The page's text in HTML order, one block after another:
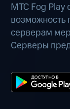
МТС Fog Play
возможность
серверам
Серверы